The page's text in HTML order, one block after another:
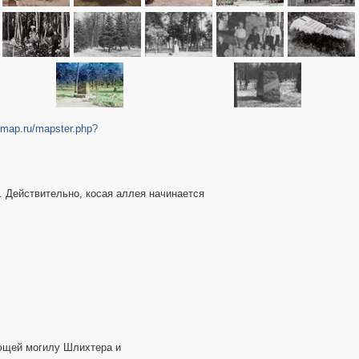
mapster.php?
косая аллея начинается
могилу Шлихтера и